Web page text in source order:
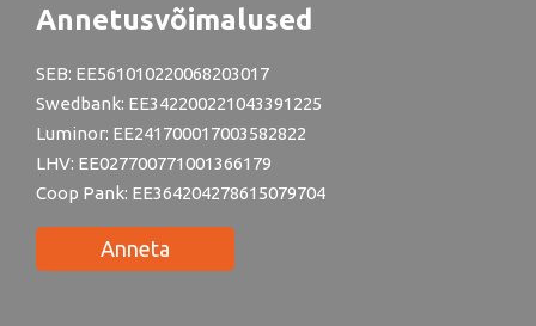
Annetusvõimalused
SEB: EE561010220068203017
Swedbank: EE342200221043391225
Luminor: EE241700017003582822
LHV: EE027700771001366179
Coop Pank: EE364204278615079704
Anneta